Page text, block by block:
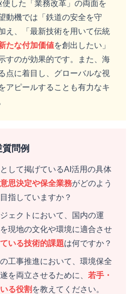
した「業務改革」の両面を
動機では「鉄道の安全を守
え、「最新技術を用いて伝統
たな付加価値を創出したい」
すのが効果的です。また、海
点に着目し、グローバルな視
アピールすることも有力なキ
問例
して掲げているAI活用の具体
意思決定や保全業務がどのよう
指していますか？
ェクトにおいて、国内の運
現地の文化や環境に適合させ
いる技術的課題は何ですか？
工事推進において、環境保全
を両立させるために、 若手・
る役割 を教えてください。